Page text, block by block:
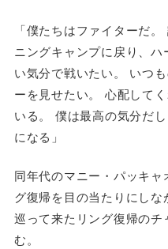
「僕たちはファイターだ
ニングキャンプに戻り、
い気分で戦いたい。 いつ
ーを見せたい。 心配して
いる。 僕は最高の気分だ
になる」
同年代のマニー・パッキ
グ復帰を目の当たりにし
巡って来たリング復帰の
む。